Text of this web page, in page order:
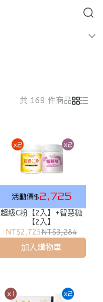
共 169 件商品
超級C粉【2入】+智慧糖
【2入】
NT$2,725NT$3,284
加入購物車